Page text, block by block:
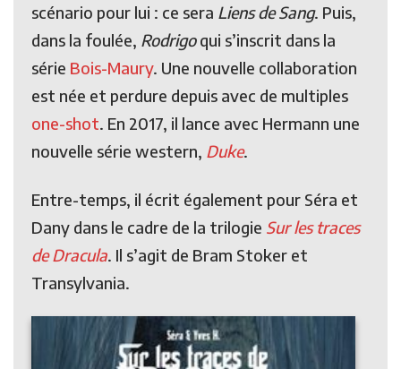
scénario pour lui : ce sera Liens de Sang. Puis,
dans la foulée, Rodrigoqui s’inscrit dans la
série Bois-Maury. Une nouvelle collaboration
est née et perdure depuis avec de multiples
one-shot. En 2017, il lance avec Hermann une
nouvelle série western, Duke.
Entre-temps, il écrit également pour Séra et
Dany dans le cadre de la trilogie Sur les traces
de Dracula. Il s’agit de Bram Stoker et
Transylvania.